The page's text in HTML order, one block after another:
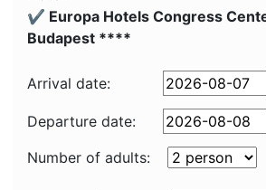
✔️ Europa Hotels Congress
Budapest ****
Arrival date:
Departure date:
Number of adults: